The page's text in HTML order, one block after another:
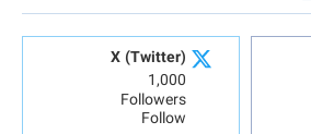
X (Twitter)
1,000
Followers
Follow